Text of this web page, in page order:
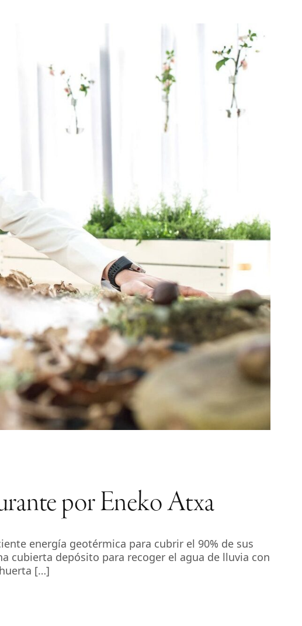
por Eneko Atxa
energía geotérmica para cubrir el 90% de sus
cubierta depósito para recoger el agua de lluvia con
[…]